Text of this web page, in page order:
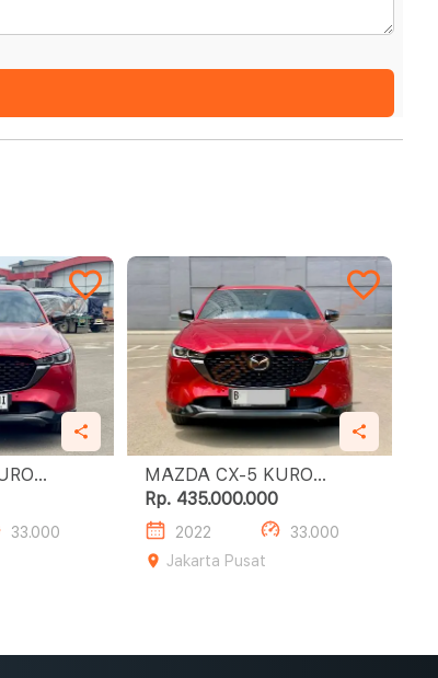
33.000
MAZDA CX-5 KURO
EDITION
Rp. 435.000.000
2022
33.000
Jakarta Pusat